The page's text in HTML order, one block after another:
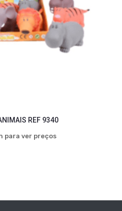
REF 9340
para ver preços